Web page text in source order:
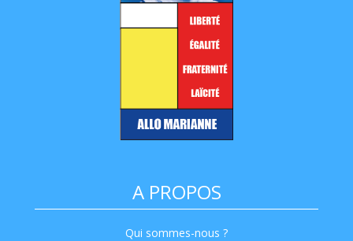
A PROPOS
Qui sommes-nous ?